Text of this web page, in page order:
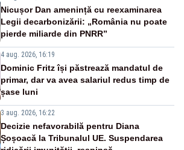
Nicușor Dan amenință cu reexaminarea
Legii decarbonizării: „România nu poate
pierde miliarde din PNRR”
4 aug. 2026, 16:19
Dominic Fritz își păstrează mandatul de
primar, dar va avea salariul redus timp de
șase luni
3 aug. 2026, 16:22
Decizie nefavorabilă pentru Diana
Șoșoacă la Tribunalul UE. Suspendarea